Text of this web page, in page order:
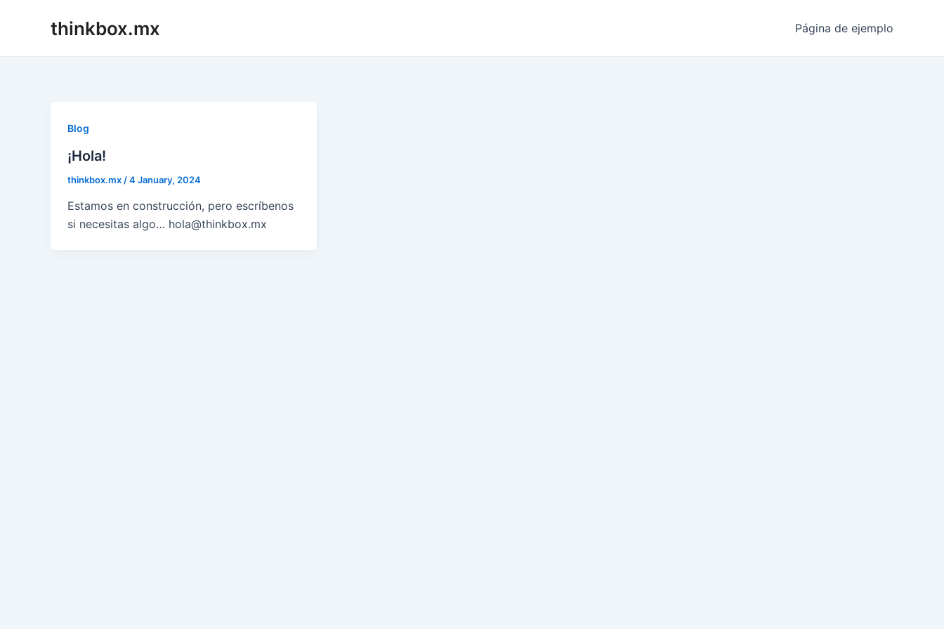
thinkbox.mx Página de ejemplo
Blog
¡Hola!
thinkbox.mx /4 January, 2024
Estamos en construcción, pero escríbenos
si necesitas algo… hola@thinkbox.mx